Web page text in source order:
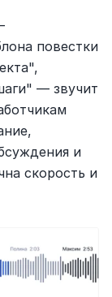
повестки
— звучит
и
скорость и